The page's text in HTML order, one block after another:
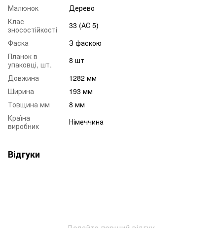
Малюнок
Дерево
Клас
зносостійкості
33 (АС 5)
Фаска
З фаскою
Планок в
упаковці, шт.
8 шт
Довжина
1282 мм
Ширина
193 мм
Товщина мм
8 мм
Країна
виробник
Німеччина
Відгуки